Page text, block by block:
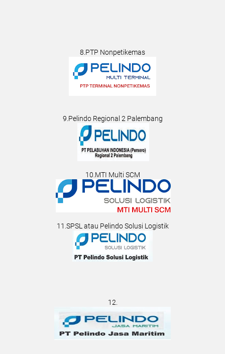
8.PTP Nonpetikemas
9.Pelindo Regional 2 Palembang
10.MTI Multi SCM
11.SPSL atau Pelindo Solusi Logistik
12.